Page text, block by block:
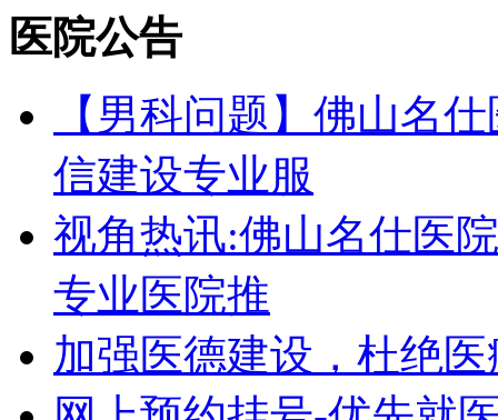
医院公告
【男科问题】佛山名
信建设专业服
视角热讯:佛山名仕医
专业医院推
加强医德建设，杜绝